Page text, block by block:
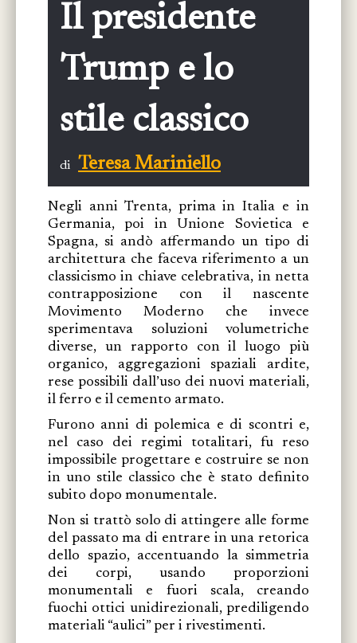
Il presidente
Trump e lo
stile classico
di Teresa Mariniello
Negli anni Trenta, prima in Italia e in
Germania, poi in Unione Sovietica e
Spagna, si andò affermando un tipo di
architettura che faceva riferimento a un
classicismo in chiave celebrativa, in netta
contrapposizione con il nascente
Movimento Moderno che invece
sperimentava soluzioni volumetriche
diverse, un rapporto con il luogo più
organico, aggregazioni spaziali ardite,
rese possibili dall’uso dei nuovi materiali,
il ferro e il cemento armato.
Furono anni di polemica e di scontri e,
nel caso dei regimi totalitari, fu reso
impossibile progettare e costruire se non
in uno stile classico che è stato definito
subito dopo monumentale.
Non si trattò solo di attingere alle forme
del passato ma di entrare in una retorica
dello spazio, accentuando la simmetria
dei corpi, usando proporzioni
monumentali e fuori scala, creando
fuochi ottici unidirezionali, prediligendo
materiali “aulici” per i rivestimenti.